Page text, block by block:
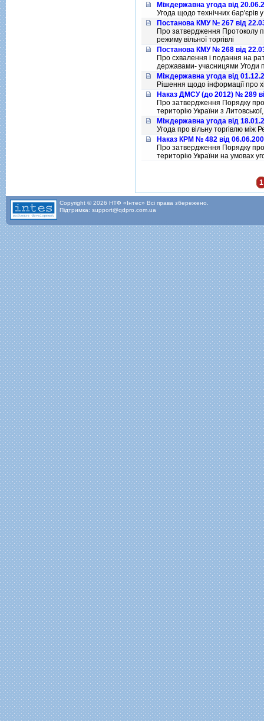
Міждержавна угода від
Угода щодо технічних бар'єрів у
Постанова КМУ № 267 від
Про затвердження Протоколу
режиму вільної торгівлі
Постанова КМУ № 268 від
Про схвалення i подання на
державами- учасницями Угоди
Міждержавна угода від
Рішення щодо інформації про
Наказ ДМСУ (до 2012) № 289
Про затвердження Порядку
територiю України з
Міждержавна угода від
Угода про вiльну торгiвлю мiж
Наказ КРМ № 482 від
Про затвердження Порядку
територію України на умовах
1
Copyright © 2026 НТФ «Інтес» Всі права збережено.
Підтримка: support@qdpro.com.ua